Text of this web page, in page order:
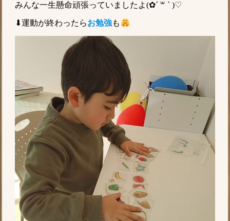
みんな一生懸命頑張っていましたよ(✿︎´ ꒳ ` )♡︎
⬇運動が終わったらお勉強も